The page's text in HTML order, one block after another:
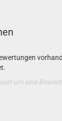
um eine